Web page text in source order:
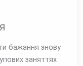
бажання знову
заняттях